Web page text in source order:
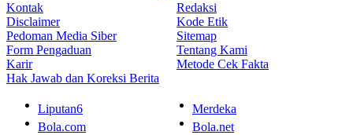
Kontak
Redaksi
Disclaimer
Kode Etik
Pedoman Media Siber
Sitemap
Form Pengaduan
Tentang Kami
Karir
Metode Cek Fakta
Hak Jawab dan Koreksi Berita
Liputan6
Merdeka
Bola.com
Bola.net